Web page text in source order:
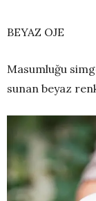
BEYAZ OJE
Masumluğu
sunan beyaz